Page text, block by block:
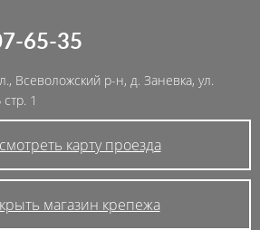
65-35
Всеволожский р-н, д. Заневка, ул.
1
карту проезда
магазин крепежа